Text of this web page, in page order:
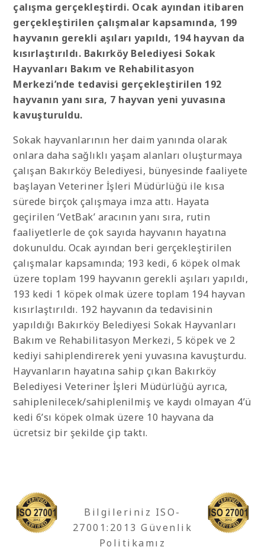
çalışma gerçekleştirdi. Ocak ayından itibaren
gerçekleştirilen çalışmalar kapsamında, 199
hayvanın gerekli aşıları yapıldı, 194 hayvan da
kısırlaştırıldı. Bakırköy Belediyesi Sokak
Hayvanları Bakım ve Rehabilitasyon
Merkezi’nde tedavisi gerçekleştirilen 192
hayvanın yanı sıra, 7 hayvan yeni yuvasına
kavuşturuldu.
Sokak hayvanlarının her daim yanında olarak
onlara daha sağlıklı yaşam alanları oluşturmaya
çalışan Bakırköy Belediyesi, bünyesinde faaliyete
başlayan Veteriner İşleri Müdürlüğü ile kısa
sürede birçok çalışmaya imza attı. Hayata
geçirilen ‘VetBak’ aracının yanı sıra, rutin
faaliyetlerle de çok sayıda hayvanın hayatına
dokunuldu. Ocak ayından beri gerçekleştirilen
çalışmalar kapsamında; 193 kedi, 6 köpek olmak
üzere toplam 199 hayvanın gerekli aşıları yapıldı,
193 kedi 1 köpek olmak üzere toplam 194 hayvan
kısırlaştırıldı. 192 hayvanın da tedavisinin
yapıldığı Bakırköy Belediyesi Sokak Hayvanları
Bakım ve Rehabilitasyon Merkezi, 5 köpek ve 2
kediyi sahiplendirerek yeni yuvasına kavuşturdu.
Hayvanların hayatına sahip çıkan Bakırköy
Belediyesi Veteriner İşleri Müdürlüğü ayrıca,
sahiplenilecek/sahiplenilmiş ve kaydı olmayan 4’ü
kedi 6’sı köpek olmak üzere 10 hayvana da
ücretsiz bir şekilde çip taktı.
Bilgileriniz ISO-
27001:2013 Güvenlik
Politikamız